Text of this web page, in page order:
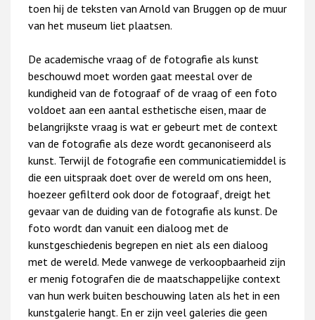
toen hij de teksten van Arnold van Bruggen op de muur
van het museum liet plaatsen.
De academische vraag of de fotografie als kunst
beschouwd moet worden gaat meestal over de
kundigheid van de fotograaf of de vraag of een foto
voldoet aan een aantal esthetische eisen, maar de
belangrijkste vraag is wat er gebeurt met de context
van de fotografie als deze wordt gecanoniseerd als
kunst. Terwijl de fotografie een communicatiemiddel is
die een uitspraak doet over de wereld om ons heen,
hoezeer gefilterd ook door de fotograaf, dreigt het
gevaar van de duiding van de fotografie als kunst. De
foto wordt dan vanuit een dialoog met de
kunstgeschiedenis begrepen en niet als een dialoog
met de wereld. Mede vanwege de verkoopbaarheid zijn
er menig fotografen die de maatschappelijke context
van hun werk buiten beschouwing laten als het in een
kunstgalerie hangt. En er zijn veel galeries die geen